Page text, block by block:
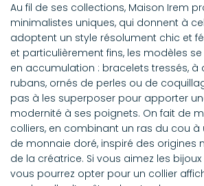
Au fil de ses collections, Maison Irem
minimalistes uniques, qui donnent à
adoptent un style résolument chic et
et particulièrement fins, les modèles
en accumulation : bracelets tressés, à
rubans, ornés de perles ou de
pas à les superposer pour apporter
modernité à ses poignets. On fait de
colliers, en combinant un ras du cou à
de monnaie doré, inspiré des origines
de la créatrice. Si vous aimez les
vous pourrez opter pour un collier